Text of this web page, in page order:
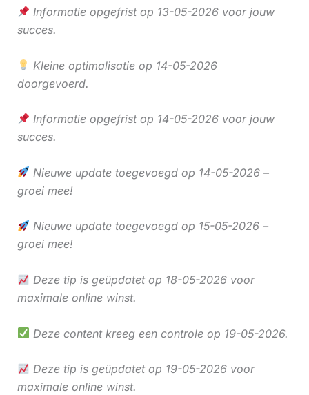
Informatie opgefrist op 13-05-2026 voor jouw
succes.
Kleine optimalisatie op 14-05-2026
doorgevoerd.
Informatie opgefrist op 14-05-2026 voor jouw
succes.
Nieuwe update toegevoegd op 14-05-2026 –
groei mee!
Nieuwe update toegevoegd op 15-05-2026 –
groei mee!
Deze tip is geüpdatet op 18-05-2026 voor
maximale online winst.
Deze content kreeg een controle op 19-05-2026.
Deze tip is geüpdatet op 19-05-2026 voor
maximale online winst.